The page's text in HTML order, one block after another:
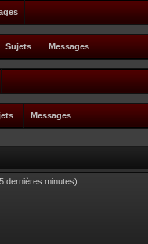
Sujets Messages
Messages
dernières minutes)